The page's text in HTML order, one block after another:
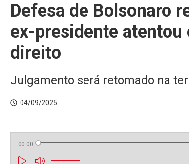
Defesa de Bolsonaro
ex-presidente
direito
Julgamento será retomado na
04/09/2025
00:00